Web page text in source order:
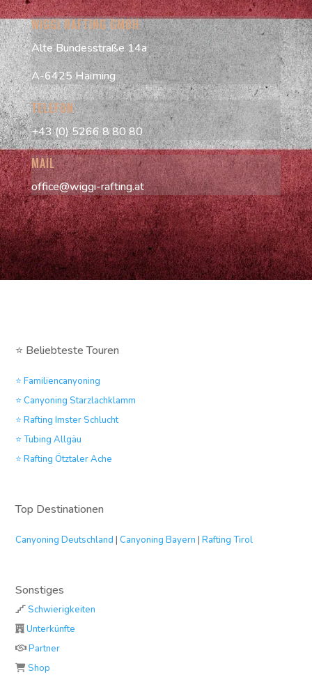
WIGGI RAFTING GMBH
Alte Bundesstraße 14a
A-6425 Haiming
TELEFON
+43 (0) 5266 8 80 80
MAIL
office@wiggi-rafting.at
⭐ Beliebteste Touren
⭐ Familiencanyoning
⭐ Canyoning Starzlachklamm
⭐ Rafting Imster Schlucht
⭐ Tubing Allgäu
⭐ Rafting Ötztaler Ache
Top Destinationen
Canyoning Deutschland | Canyoning Bayern |Rafting Tirol
Sonstiges
Schwierigkeiten
Unterkünfte
Partner
Shop